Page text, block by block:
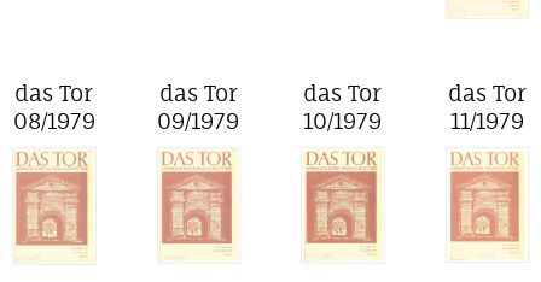
das Tor
08/1979
das Tor
09/1979
das Tor
10/1979
das Tor
11/1979